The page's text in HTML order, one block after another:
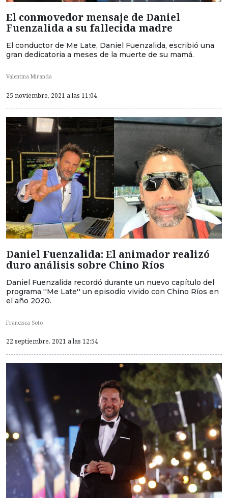
El conmovedor mensaje de Daniel
Fuenzalida a su fallecida madre
El conductor de Me Late, Daniel Fuenzalida, escribió una
gran dedicatoria a meses de la muerte de su mamá.
Valentina Miranda
25 noviembre, 2021 a las 11:04
Daniel Fuenzalida: El animador realizó
duro análisis sobre Chino Ríos
Daniel Fuenzalida recordó durante un nuevo capítulo del
programa ''Me Late'' un episodio vivido con Chino Ríos en
el año 2020.
Francisca Soto
22 septiembre, 2021 a las 12:54